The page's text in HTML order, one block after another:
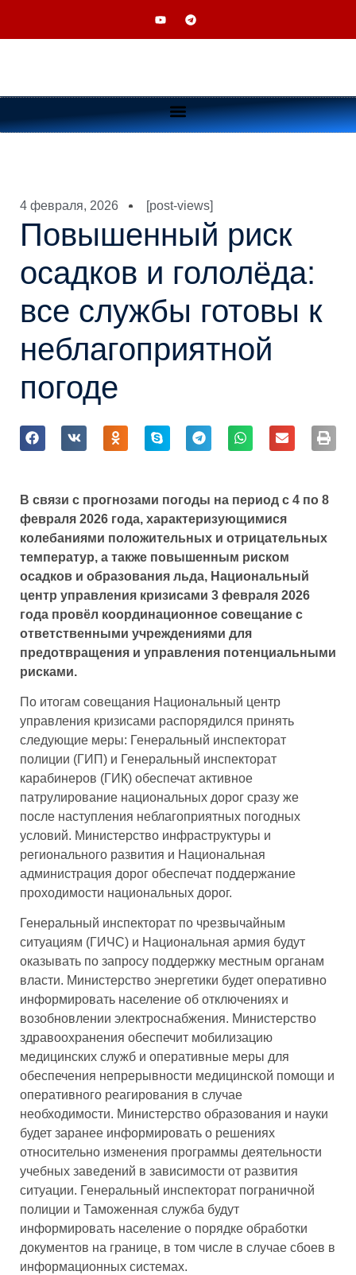
4 февраля, 2026 [post-views]
Повышенный риск
осадков и гололёда:
все службы готовы к
неблагоприятной
погоде
В связи с прогнозами погоды на период с 4 по 8
февраля 2026 года, характеризующимися
колебаниями положительных и отрицательных
температур, а также повышенным риском
осадков и образования льда, Национальный
центр управления кризисами 3 февраля 2026
года провёл координационное совещание с
ответственными учреждениями для
предотвращения и управления потенциальными
рисками.
По итогам совещания Национальный центр
управления кризисами распорядился принять
следующие меры: Генеральный инспекторат
полиции (ГИП) и Генеральный инспекторат
карабинеров (ГИК) обеспечат активное
патрулирование национальных дорог сразу же
после наступления неблагоприятных погодных
условий. Министерство инфраструктуры и
регионального развития и Национальная
администрация дорог обеспечат поддержание
проходимости национальных дорог.
Генеральный инспекторат по чрезвычайным
ситуациям (ГИЧС) и Национальная армия будут
оказывать по запросу поддержку местным органам
власти. Министерство энергетики будет оперативно
информировать население об отключениях и
возобновлении электроснабжения. Министерство
здравоохранения обеспечит мобилизацию
медицинских служб и оперативные меры для
обеспечения непрерывности медицинской помощи и
оперативного реагирования в случае
необходимости. Министерство образования и науки
будет заранее информировать о решениях
относительно изменения программы деятельности
учебных заведений в зависимости от развития
ситуации. Генеральный инспекторат пограничной
полиции и Таможенная служба будут
информировать население о порядке обработки
документов на границе, в том числе в случае сбоев в
информационных системах.